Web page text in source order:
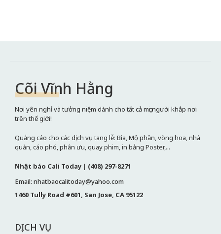
Cõi Vĩnh Hằng
Nơi yên nghỉ và tưởng niệm dành cho tất cả mọi người khắp nơi
trên thế giới!
Quảng cáo cho các dịch vụ tang lễ: Bia, Mộ phần, vòng hoa, nhà
quàn, cáo phó, phân ưu, quay phim, in bảng Poster,...
Nhật báo Cali Today | (408) 297-8271
Email: nhatbaocalitoday@yahoo.com
1460 Tully Road #601, San Jose, CA 95122
DỊCH VỤ